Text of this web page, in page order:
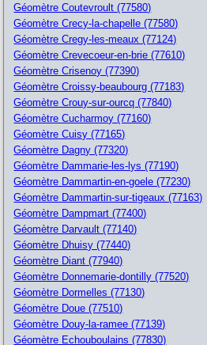
Géomètre Coutevroult (77580)
Géomètre Crecy-la-chapelle (77580)
Géomètre Cregy-les-meaux (77124)
Géomètre Crevecoeur-en-brie (77610)
Géomètre Crisenoy (77390)
Géomètre Croissy-beaubourg (77183)
Géomètre Crouy-sur-ourcq (77840)
Géomètre Cucharmoy (77160)
Géomètre Cuisy (77165)
Géomètre Dagny (77320)
Géomètre Dammarie-les-lys (77190)
Géomètre Dammartin-en-goele (77230)
Géomètre Dammartin-sur-tigeaux (77163)
Géomètre Dampmart (77400)
Géomètre Darvault (77140)
Géomètre Dhuisy (77440)
Géomètre Diant (77940)
Géomètre Donnemarie-dontilly (77520)
Géomètre Dormelles (77130)
Géomètre Doue (77510)
Géomètre Douy-la-ramee (77139)
Géomètre Echouboulains (77830)